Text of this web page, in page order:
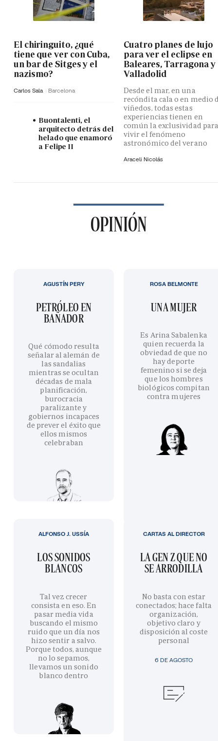
El chiringuito, ¿qué
tiene que ver con Cuba,
un bar de Sitges y el
nazismo?
Carlos Sala Barcelona
Buontalenti, el
arquitecto detrás del
helado que enamoró
a Felipe II
Cuatro planes de lujo
para ver el eclipse en
Baleares, Tarragona y
Valladolid
Desde el mar, en una
recóndita cala o en medio
viñedos, todas estas
experiencias tienen en
común la exclusividad
vivir el fenómeno
astronómico del verano
Araceli Nicolás
OPINIÓN
PETRÓLEO EN
BAÑADOR
Qué cómodo resulta
señalar al alemán de
las sandalias
mientras se ocultan
décadas de mala
planificación,
burocracia
paralizante y
gobiernos incapaces
de prever el éxito que
ellos mismos
celebraban
AGUSTÍN PERY
UNA MUJER
Es Arina Sabalenka
quien recuerda la
obviedad de que no
hay deporte
femenino si se deja
que los hombres
biológicos compitan
contra mujeres
ROSA BELMONTE
LOS SONIDOS
BLANCOS
Tal vez crecer
consista en eso. En
pasar media vida
buscando el mismo
ruido que un día nos
hizo sentir a salvo.
Porque todos, aunque
no lo sepamos,
llevamos un sonido
blanco dentro
ALFONSO J. USSÍA
6 DE AGOSTO
LA GEN Z QUE NO
SE ARRODILLA
No basta con estar
conectados; hace falta
organización,
objetivo claro y
disposición al coste
personal
CARTAS AL DIRECTOR